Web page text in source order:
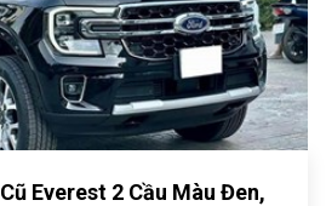
Everest 2 Cầu Màu Đen,